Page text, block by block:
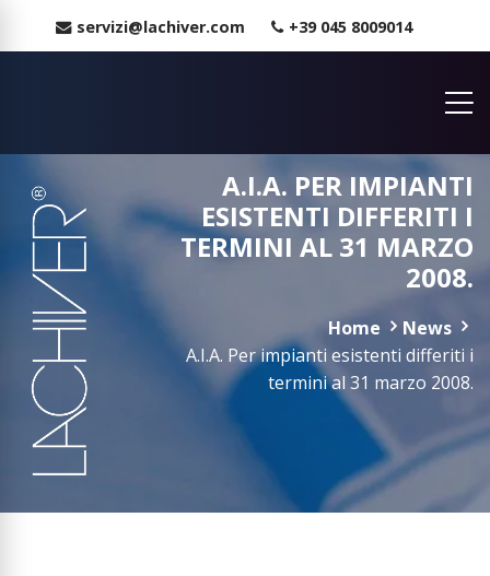
servizi@lachiver.com +39 045 8009014
A.I.A. PER IMPIANTI
ESISTENTI DIFFERITI I
TERMINI AL 31 MARZO
2008.
Home
News
A.I.A. Per impianti esistenti differiti i
termini al 31 marzo 2008.